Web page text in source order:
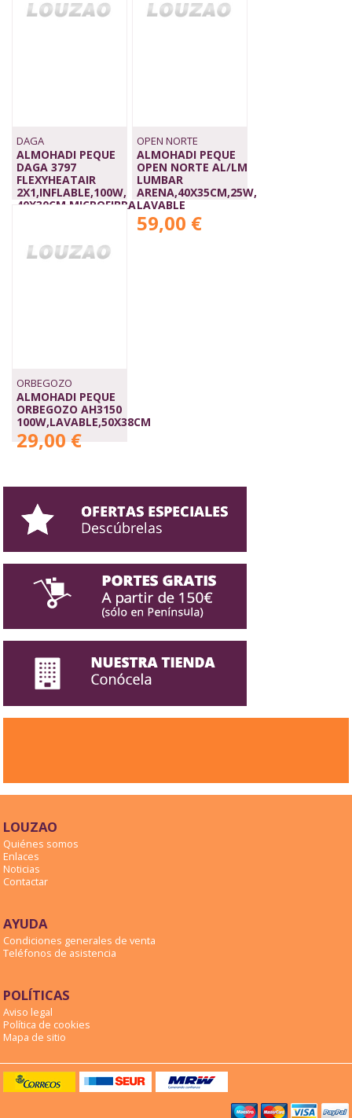
DAGA
ALMOHADI PEQUE
DAGA 3797
FLEXYHEATAIR
2X1,INFLABLE,100W,
40X30CM,MICROFIBRA
OPEN NORTE
ALMOHADI PEQUE
OPEN NORTE AL/LM
LUMBAR
ARENA,40X35CM,25W,
LAVABLE
59,00 €
ORBEGOZO
ALMOHADI PEQUE
ORBEGOZO AH3150
100W,LAVABLE,50X38CM
29,00 €
LOUZAO
Quiénes somos
Enlaces
Noticias
Contactar
AYUDA
Condiciones generales de venta
Teléfonos de asistencia
POLÍTICAS
Aviso legal
Política de cookies
Mapa de sitio